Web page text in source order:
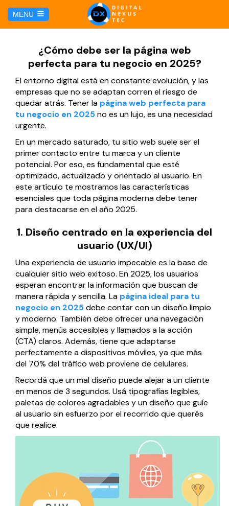
MENU
SERVICIOS
Hosting y Dominio
Brand Book
Soluciones TI
Soporte Técnico
PÁGINAS
Página web para Hoteles
Página web para Restaurantes
Página web para Tiendas Virtuales
Página web para Empresas
Marketing por Facebook
Marketing por Google
BLOG
CONTÁCTANOS
¿Cómo debe ser la página web
perfecta para tu negocio en 2025?
El entorno digital está en constante evolución, y las
empresas que no se adaptan corren el riesgo de
quedar atrás. Tener la página web perfecta para
tu negocio en 2025no es un lujo, es una necesidad
urgente.
En un mercado saturado, tu sitio web suele ser el
primer contacto entre tu marca y un cliente
potencial. Por eso, es fundamental que esté
optimizado, actualizado y orientado al usuario. En
este artículo te mostramos las características
esenciales que toda página moderna debe tener
para destacarse en el año 2025.
1. Diseño centrado en la experiencia del
usuario (UX/UI)
Una experiencia de usuario impecable es la base de
cualquier sitio web exitoso. En 2025, los usuarios
esperan encontrar la información que buscan de
manera rápida y sencilla. La página ideal para tu
negocio en 2025debe contar con un diseño limpio
y moderno. También debe ofrecer una navegación
simple, menús accesibles y llamados a la acción
(CTA) claros. Además, tiene que adaptarse
perfectamente a dispositivos móviles, ya que más
del 70% del tráfico web proviene de celulares.
Recordá que un mal diseño puede alejar a un cliente
en menos de 3 segundos. Usá tipografías legibles,
paletas de colores agradables y un diseño que guíe
al usuario sin esfuerzo por el recorrido que querés
que realice.